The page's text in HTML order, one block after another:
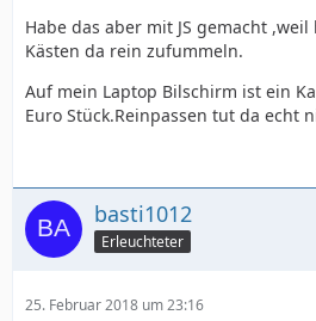
Habe das aber mit JS gemacht ,weil
Kästen da rein zufummeln.
Auf mein Laptop Bilschirm ist ein
Euro Stück.Reinpassen tut da echt
basti1012
Erleuchteter
25. Februar 2018 um 23:16